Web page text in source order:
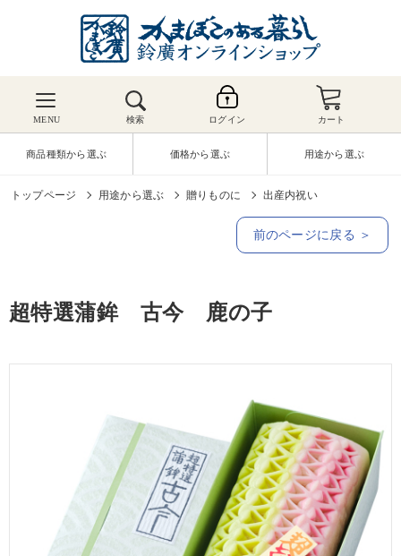
MENU 検索 ログイン カート
商品種類から選ぶ 価格から選ぶ 用途から選ぶ
トップページ 用途から選ぶ 贈りものに 出産内祝い
前のページに戻る ＞
超特選蒲鉾 古今 鹿の子